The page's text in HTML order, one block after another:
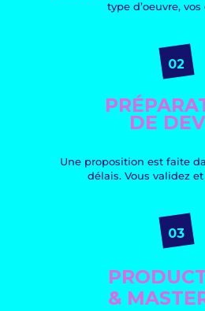
type d’oeuvre,
02
DE
Une proposition est faite
délais. Vous validez
03
&